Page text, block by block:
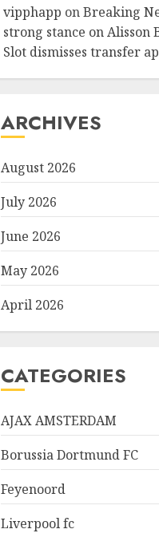
vipphapp onBreaking
strong stance on Alisson
Slot dismisses transfer
ARCHIVES
August 2026
July 2026
June 2026
May 2026
April 2026
CATEGORIES
AJAX AMSTERDAM
Borussia Dortmund FC
Feyenoord
Liverpool fc